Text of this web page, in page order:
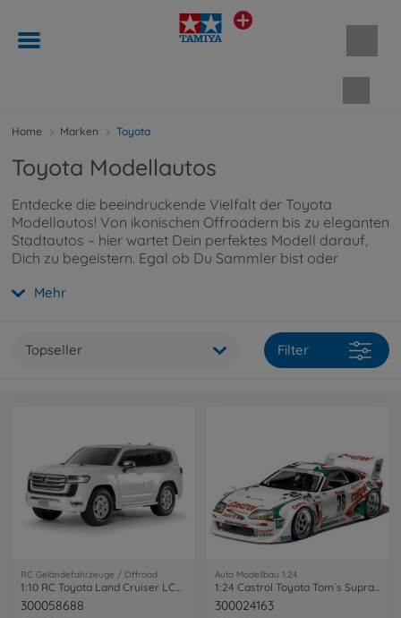
Home Marken Toyota
Toyota Modellautos
Entdecke die beeindruckende Vielfalt der Toyota
Modellautos! Von ikonischen Offroadern bis zu eleganten
Stadtautos – hier wartet Dein perfektes Modell darauf,
Dich zu begeistern. Egal ob Du Sammler bist oder
diese detailgetreuen Miniaturen lassen keinen Wunsch
Mehr
Topseller Filter
RC Geländefahrzeuge / Offroad
1:10 RC Toyota Land Cruiser LC300 CC-02
300058688
Auto Modellbau 1:24
1:24 Castrol Toyota Tom´s Supra GT
300024163